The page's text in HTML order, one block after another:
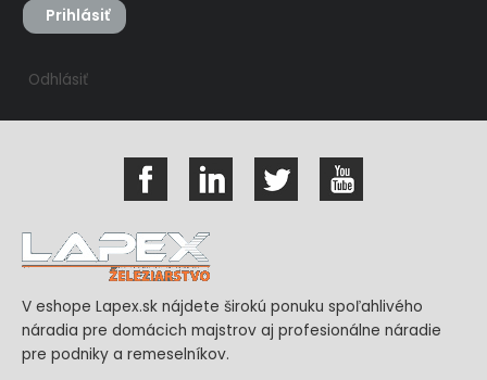
Prihlásiť
Odhlásiť
V eshope Lapex.sk nájdete širokú ponuku spoľahlivého
náradia pre domácich majstrov aj profesionálne náradie
pre podniky a remeselníkov.